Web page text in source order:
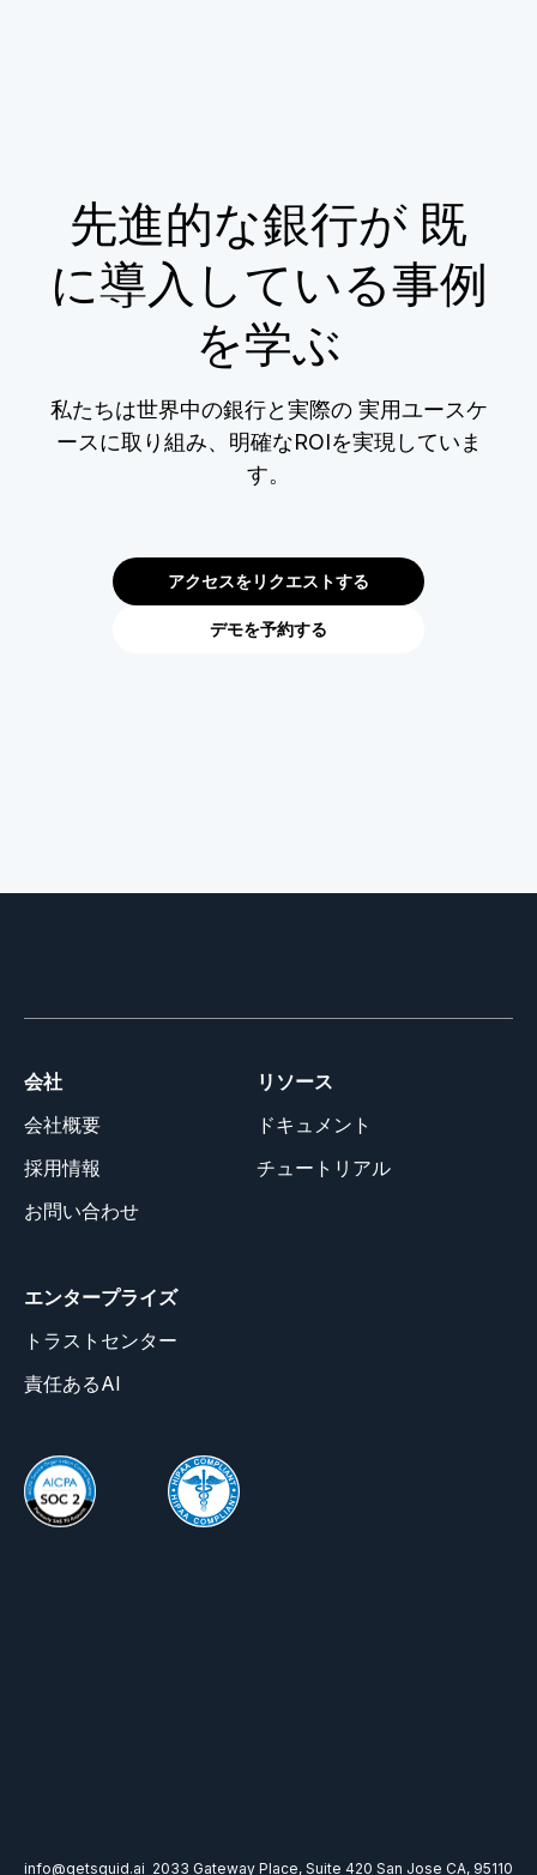
先進的な銀行が 既
に導入している事例
を学ぶ
私たちは世界中の銀行と実際の 実用ユースケ
ースに取り組み、明確なROIを実現していま
す。
アクセスをリクエストする
デモを予約する
会社
会社概要
採用情報
お問い合わせ
リソース
ドキュメント
チュートリアル
エンタープライズ
トラストセンター
責任あるAI
info@getsquid.ai 2033 Gateway Place, Suite 420 San Jose CA, 95110